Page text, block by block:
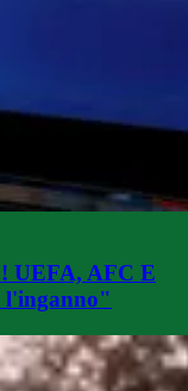
UEFA, AFC E
l'inganno"